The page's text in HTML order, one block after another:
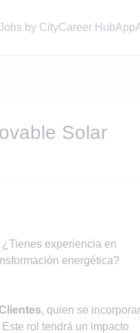
by CityCareer HubApp
Solar
experiencia en
energética?
, quien se
rol tendrá un impacto